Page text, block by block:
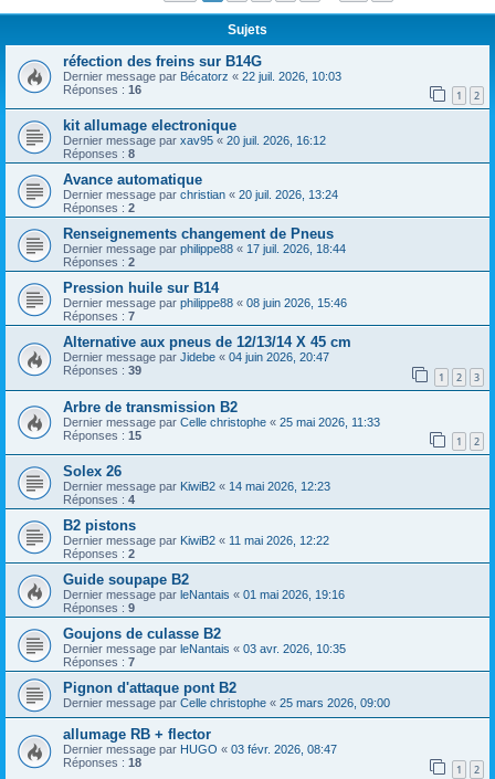
Sujets
réfection des freins sur B14G
Dernier message par Bécatorz « 22 juil. 2026, 10:03
Réponses : 16 1 2
kit allumage electronique
Dernier message par xav95 « 20 juil. 2026, 16:12
Réponses : 8
Avance automatique
Dernier message par christian « 20 juil. 2026, 13:24
Réponses : 2
Renseignements changement de Pneus
Dernier message par philippe88 « 17 juil. 2026, 18:44
Réponses : 2
Pression huile sur B14
Dernier message par philippe88 « 08 juin 2026, 15:46
Réponses : 7
Alternative aux pneus de 12/13/14 X 45 cm
Dernier message par Jidebe « 04 juin 2026, 20:47
Réponses : 39 1 2 3
Arbre de transmission B2
Dernier message par Celle christophe « 25 mai 2026, 11:33
Réponses : 15 1 2
Solex 26
Dernier message par KiwiB2 « 14 mai 2026, 12:23
Réponses : 4
B2 pistons
Dernier message par KiwiB2 « 11 mai 2026, 12:22
Réponses : 2
Guide soupape B2
Dernier message par leNantais « 01 mai 2026, 19:16
Réponses : 9
Goujons de culasse B2
Dernier message par leNantais « 03 avr. 2026, 10:35
Réponses : 7
Pignon d'attaque pont B2
Dernier message par Celle christophe « 25 mars 2026, 09:00
allumage RB + flector
Dernier message par HUGO « 03 févr. 2026, 08:47
Réponses : 18 1 2